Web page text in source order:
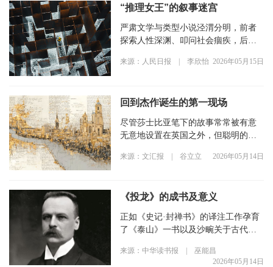
“推理女王”的叙事迷宫
严肃文学与类型小说泾渭分明，前者
探索人性深渊、叩问社会痼疾，后者
而，两者在一位英国女作家笔下悄然
探小说黄金时代的号角。
来源：人民日报 | 李欣怡 2026年05月15日
回到杰作诞生的第一现场
尽管莎士比亚笔下的故事常常被有意
无意地设置在英国之外，但聪明的读
脉里的英伦基因。确切地说，他写的
来源：文汇报 | 谷立立 2026年05月14日
《投龙》的成书及意义
正如《史记·封禅书》的译注工作孕育
了《泰山》一书以及沙畹关于古代中
《投龙》的重要基础。
来源：中华读书报 | 巫能昌
2026年05月14日